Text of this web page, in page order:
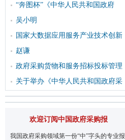
“奔图杯”《中华人民共和国政府
吴小明
国家大数据应用服务产业技术创新
赵谦
政府采购货物和服务招标投标管理
关于举办《中华人民共和国政府采
欢迎订阅中国政府采购报
我国政府采购领域第一份“中”字头的专业报